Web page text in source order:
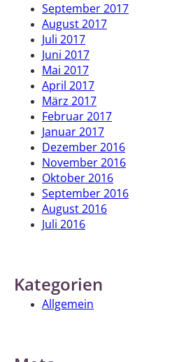
September 2017
August 2017
Juli 2017
Juni 2017
Mai 2017
April 2017
März 2017
Februar 2017
Januar 2017
Dezember 2016
November 2016
Oktober 2016
September 2016
August 2016
Juli 2016
Kategorien
Allgemein